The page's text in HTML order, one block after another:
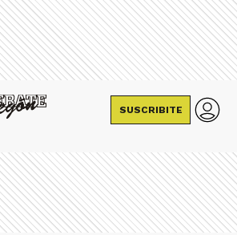
SUSCRIBITE